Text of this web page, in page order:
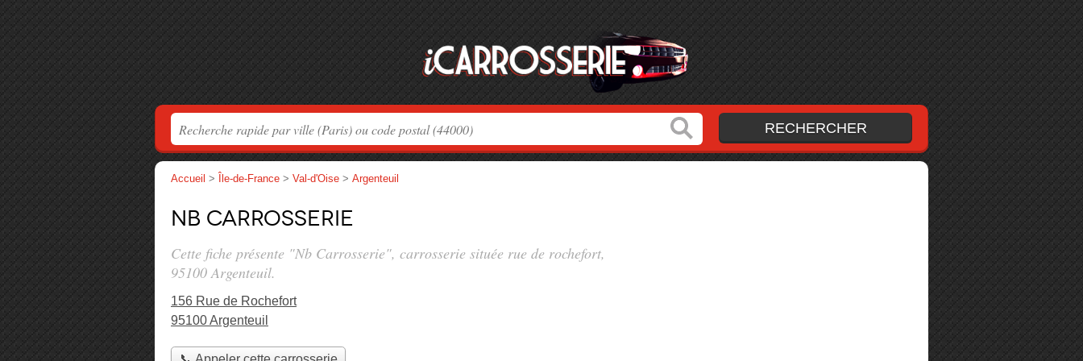
Accueil > Île-de-France > Val-d'Oise > Argenteuil
Nb Carrosserie
Cette fiche présente "Nb Carrosserie", carrosserie située rue de rochefort,
95100 Argenteuil.
156 Rue de Rochefort
95100 Argenteuil